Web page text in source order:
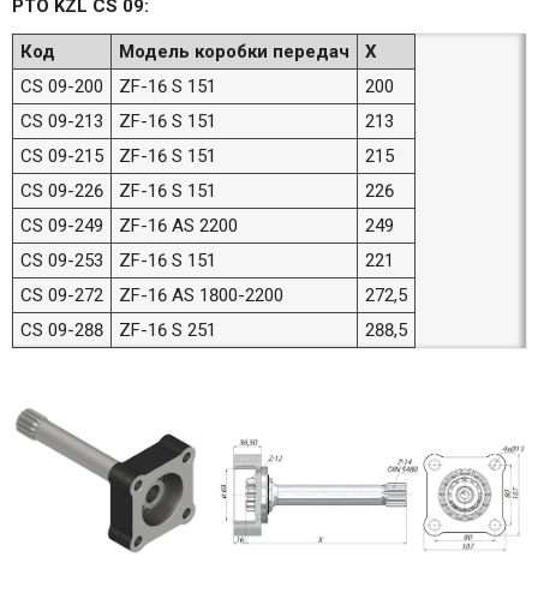
PTO KZL CS 09:
Код Модель коробки передач
X
CS 09-200
ZF-16 S 151
200
CS 09-213
ZF-16 S 151
213
CS 09-215
ZF-16 S 151
215
CS 09-226
ZF-16 S 151
226
CS 09-249
ZF-16 AS 2200
249
CS 09-253
ZF-16 S 151
221
CS 09-272
ZF-16 AS 1800-2200
272,5
CS 09-288
ZF-16 S 251 288,5